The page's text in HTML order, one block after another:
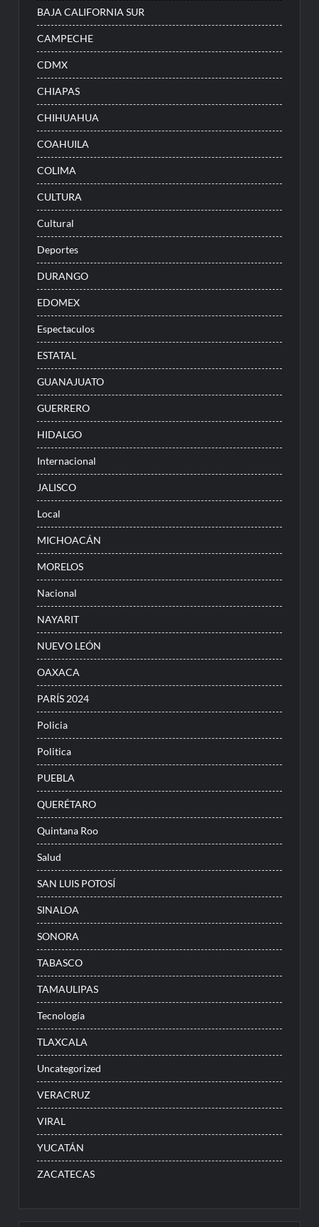
BAJA CALIFORNIA SUR
CAMPECHE
CDMX
CHIAPAS
CHIHUAHUA
COAHUILA
COLIMA
CULTURA
Cultural
Deportes
DURANGO
EDOMEX
Espectaculos
ESTATAL
GUANAJUATO
GUERRERO
HIDALGO
Internacional
JALISCO
Local
MICHOACÁN
MORELOS
Nacional
NAYARIT
NUEVO LEÓN
OAXACA
PARÍS 2024
Policia
Politica
PUEBLA
QUERÉTARO
Quintana Roo
Salud
SAN LUIS POTOSÍ
SINALOA
SONORA
TABASCO
TAMAULIPAS
Tecnología
TLAXCALA
Uncategorized
VERACRUZ
VIRAL
YUCATÁN
ZACATECAS